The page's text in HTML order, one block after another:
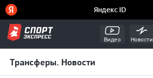
Видео Новости
Трансферы. Новости